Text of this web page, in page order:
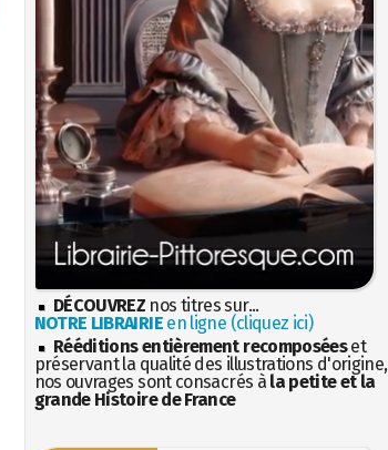
DÉCOUVREZ nos titres sur...
NOTRE LIBRAIRIEen ligne (cliquez ici)
Rééditions entièrement recomposéeset
préservant la qualité des illustrations d'origine,
nos ouvrages sont consacrés à la petite et la
grande Histoire de France